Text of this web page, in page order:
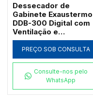
Dessecador de
Gabinete Exaustermo
DDB-300 Digital com
Ventilação e
Aquecimento 60°C
PREÇO SOB CONSULTA
Consulte-nos pelo
WhatsApp